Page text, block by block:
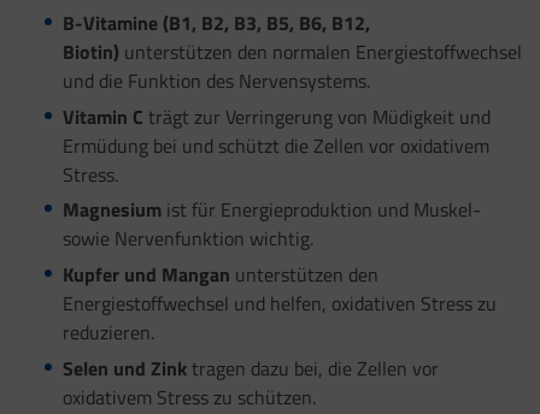
B-Vitamine (B1, B2, B3, B5, B6, B12,
Biotin) unterstützen den normalen Energiestoffwechsel
und die Funktion des Nervensystems.
Vitamin C trägt zur Verringerung von Müdigkeit und
Ermüdung bei und schützt die Zellen vor oxidativem
Stress.
Magnesiumist für Energieproduktion und Muskel-
sowie Nervenfunktion wichtig.
Kupfer und Mangan unterstützen den
Energiestoffwechsel und helfen, oxidativen Stress zu
reduzieren.
Selen und Zinktragen dazu bei, die Zellen vor
oxidativem Stress zu schützen.